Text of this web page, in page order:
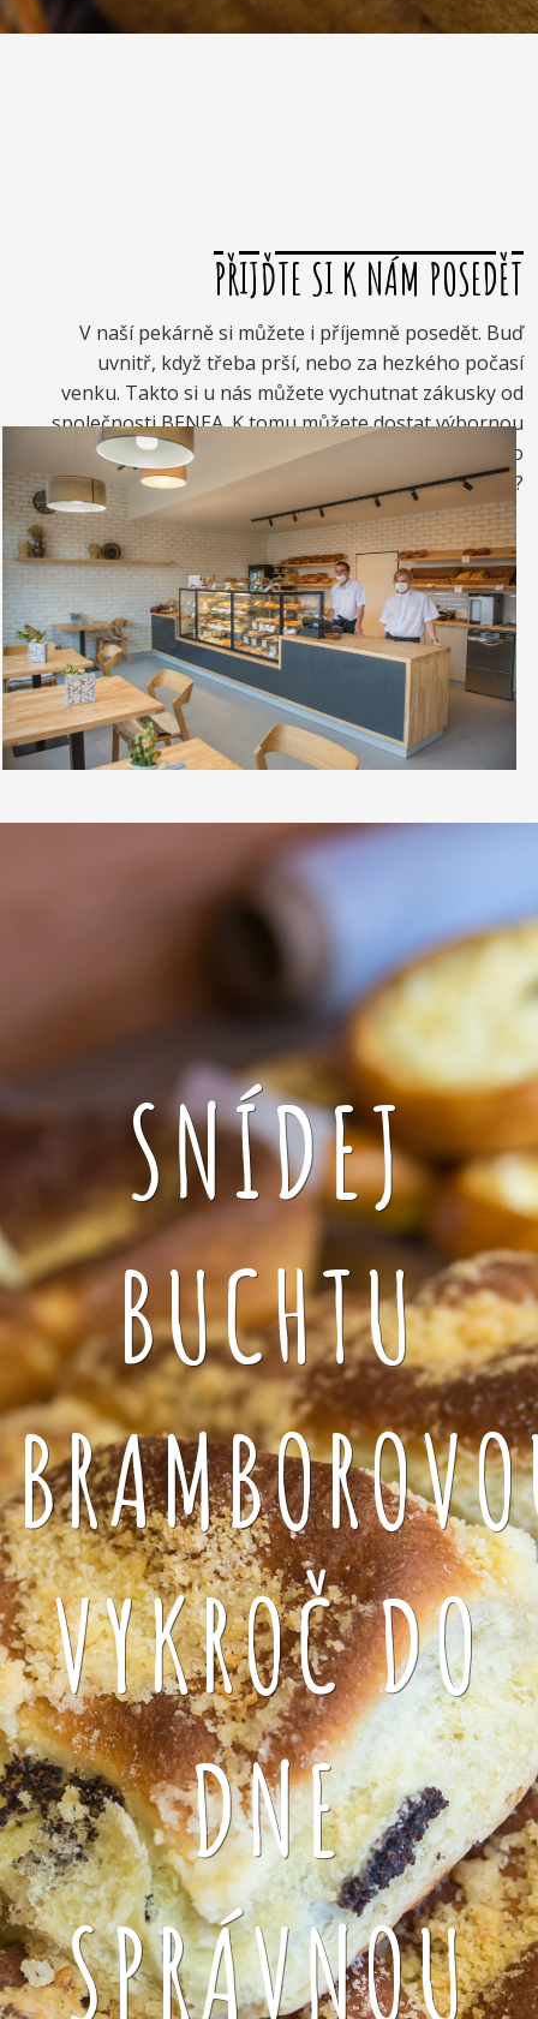
PŘIJĎTE SI K NÁM POSEDĚT
V naší pekárně si můžete i příjemně posedět. Buď
uvnitř, když třeba prší, nebo za hezkého počasí
venku. Takto si u nás můžete vychutnat zákusky od
společnosti BENEA. K tomu můžete dostat výbornou
kávou. Nebo si raději dáte zrmzlinový pohár nebo
vynikající točenou zmrzlinu?
SNÍDEJ
BUCHTU
VYKROČ DO
DNE
SPRÁVNOU